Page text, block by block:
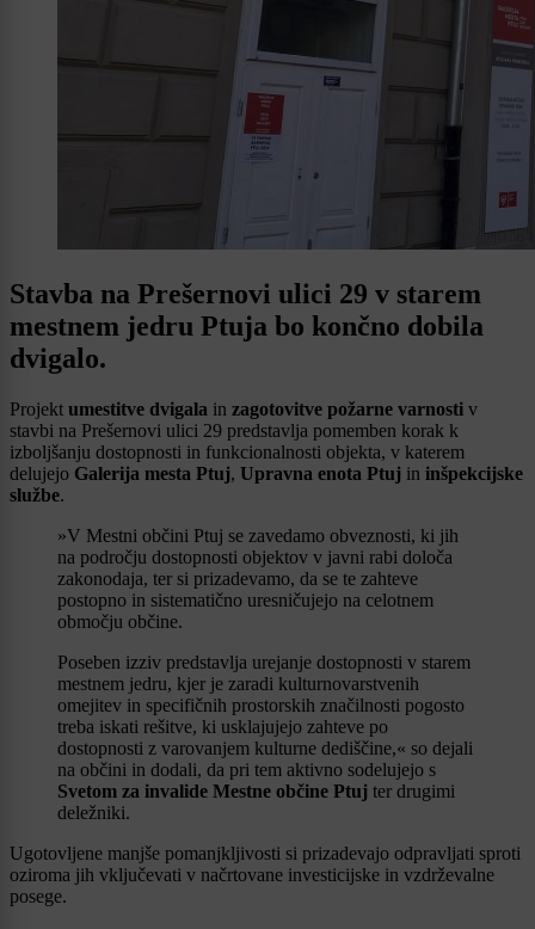
Stavba na Prešernovi ulici 29 v starem
mestnem jedru Ptuja bo končno dobila
dvigalo.
Projekt umestitve dvigala in zagotovitve požarne varnosti v
stavbi na Prešernovi ulici 29 predstavlja pomemben korak k
izboljšanju dostopnosti in funkcionalnosti objekta, v katerem
delujejo Galerija mesta Ptuj, Upravna enota Ptuj in inšpekcijske
službe.
»V Mestni občini Ptuj se zavedamo obveznosti, ki jih
na področju dostopnosti objektov v javni rabi določa
zakonodaja, ter si prizadevamo, da se te zahteve
postopno in sistematično uresničujejo na celotnem
območju občine.
Poseben izziv predstavlja urejanje dostopnosti v starem
mestnem jedru, kjer je zaradi kulturnovarstvenih
omejitev in specifičnih prostorskih značilnosti pogosto
treba iskati rešitve, ki usklajujejo zahteve po
dostopnosti z varovanjem kulturne dediščine,« so dejali
na občini in dodali, da pri tem aktivno sodelujejo s
Svetom za invalide Mestne občine Ptuj ter drugimi
deležniki.
Ugotovljene manjše pomanjkljivosti si prizadevajo odpravljati sproti
oziroma jih vključevati v načrtovane investicijske in vzdrževalne
posege.